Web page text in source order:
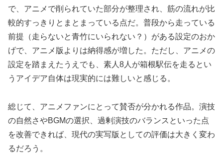
で、アニメで削られていた部分が整理され、筋の流れが比
較的すっきりとまとまっている点だ。普段から走っている
前提（走らないと青竹にいられない？）がある設定のおか
げで、アニメ版よりは納得感が増した。ただし、アニメの
設定を踏まえたうえでも、素人8人が箱根駅伝を走るとい
うアイデア自体は現実的には難しいと感じる。
総じて、アニメファンにとって賛否が分かれる作品。演技
の自然さやBGMの選択、過剰演技のバランスといった点
を改善できれば、現代の実写版としての評価は大きく変わ
るだろう。